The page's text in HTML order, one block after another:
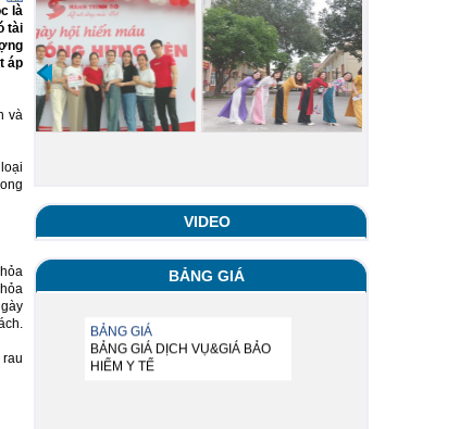
là
tài
áp
và
VIDEO
BẢNG GIÁ
BẢNG GIÁ
BẢNG GIÁ DỊCH VỤ&GIÁ BẢO